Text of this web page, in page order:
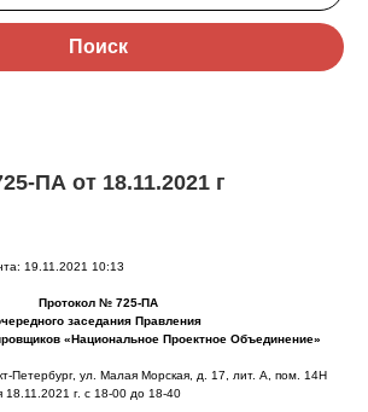
Поиск
ПА от 18.11.2021 г
19.11.2021 10:13
Протокол № 725-ПА
заседания Правления
«Национальное Проектное Объединение»
Петербург, ул. Малая Морская, д. 17, лит. А, пом. 14Н
18.11.2021 г. с 18-00 до 18-40